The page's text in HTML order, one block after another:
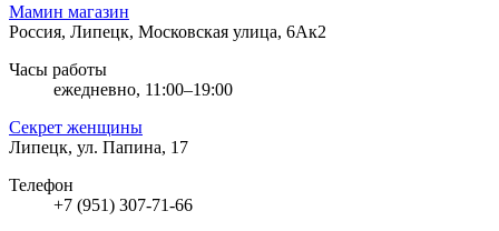
Мамин магазин
Россия, Липецк, Московская улица, 6Ак2
Часы работы
ежедневно, 11:00–19:00
Секрет женщины
Липецк, ул. Папина, 17
Телефон
+7 (951) 307-71-66